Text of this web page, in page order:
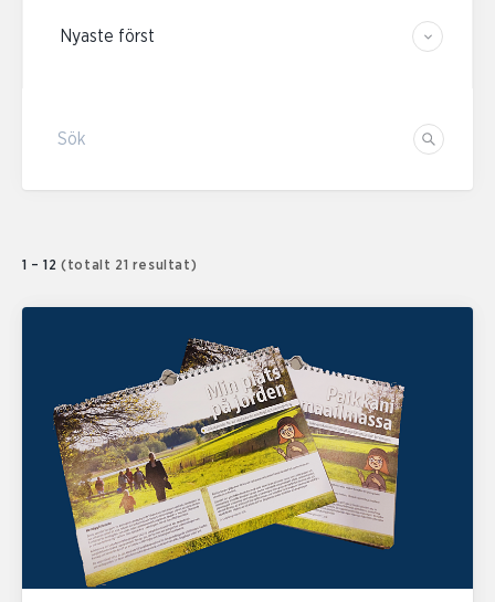
Sök
1 – 12 (totalt 21 resultat)